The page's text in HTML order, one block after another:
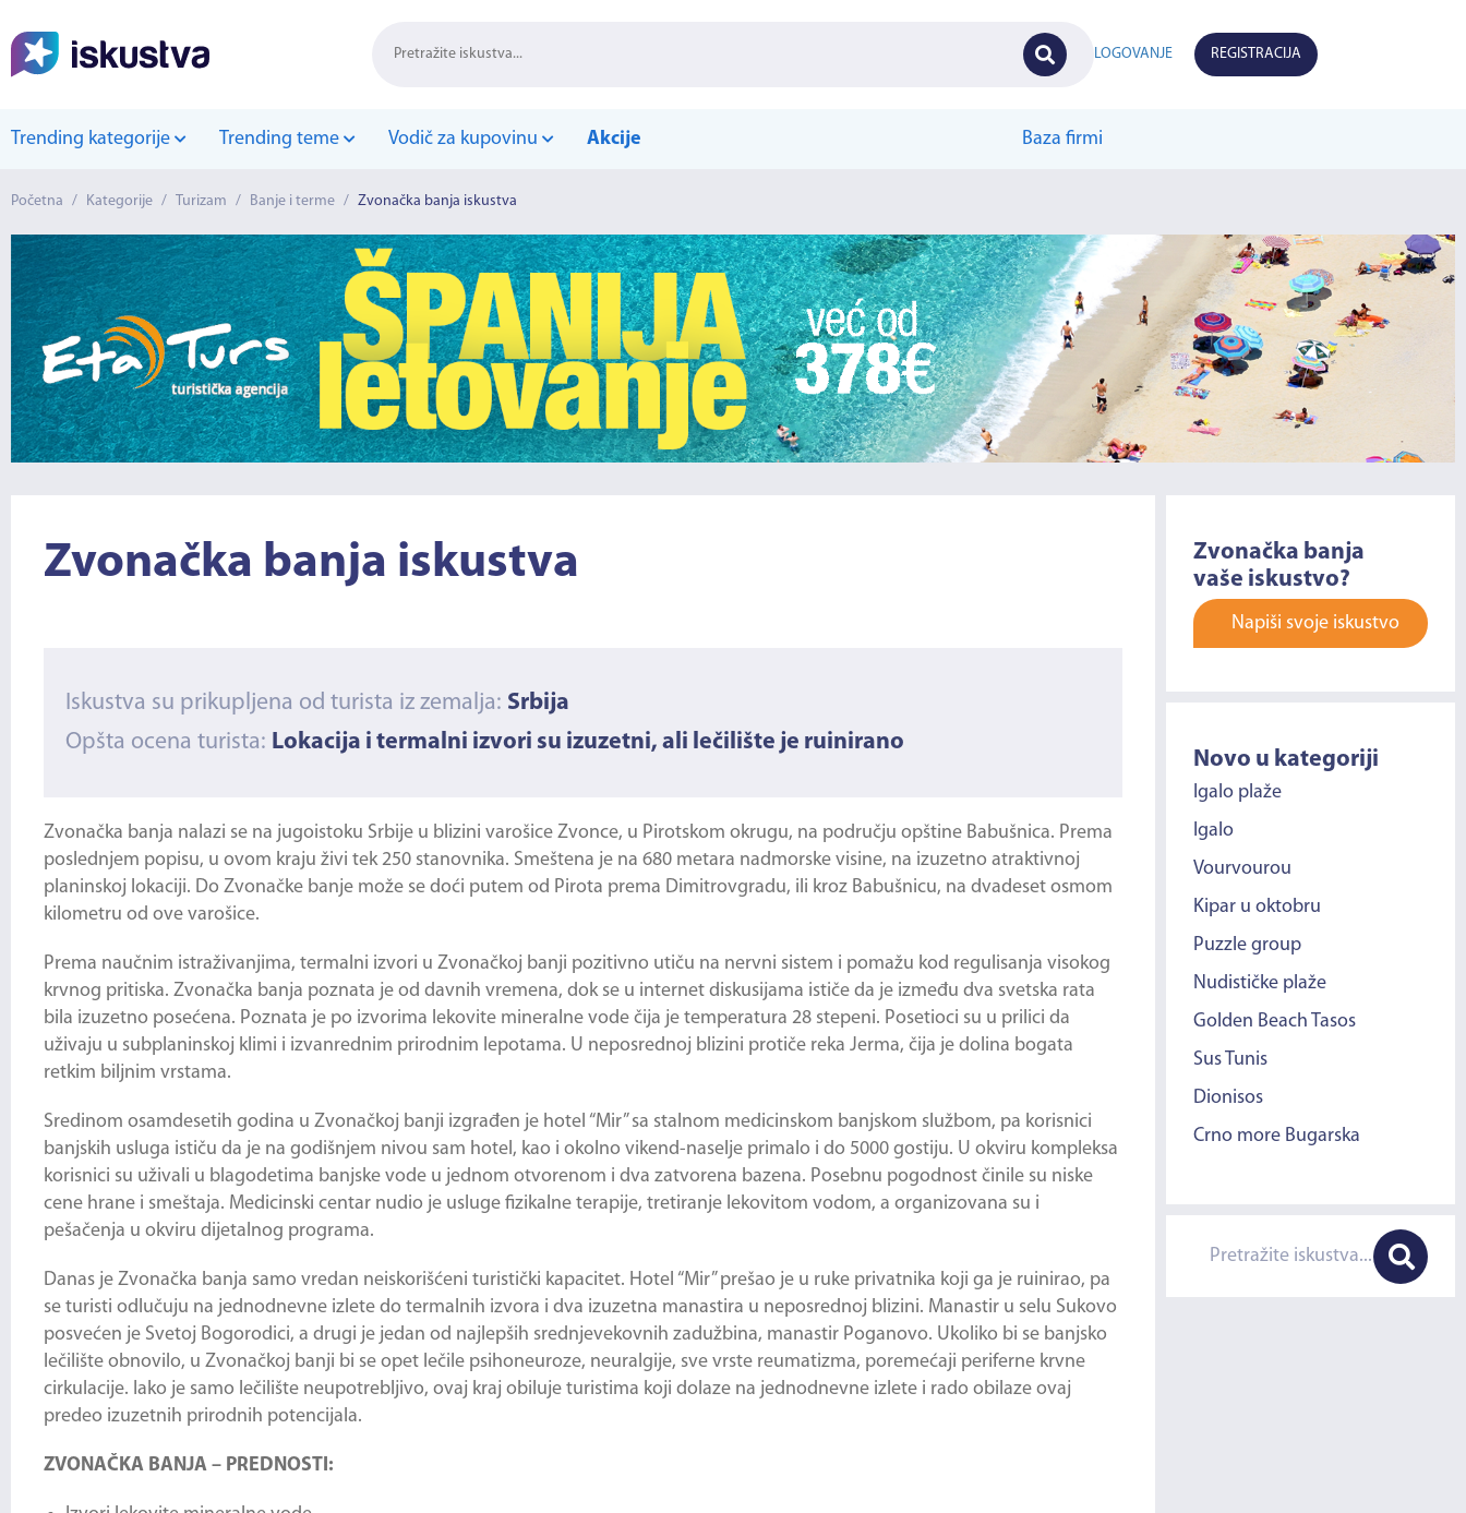
LOGOVANJE REGISTRACIJA
Trending kategorije Trending teme Vodič za kupovinu Akcije Baza firmi
Početna / Kategorije / Turizam / Banje i terme / Zvonačka banja iskustva
Zvonačka banja iskustva
Iskustva su prikupljena od turista iz zemalja: Srbija
Opšta ocena turista: Lokacija i termalni izvori su izuzetni, ali lečilište je ruinirano
Zvonačka banja nalazi se na jugoistoku Srbije u blizini varošice Zvonce, u Pirotskom okrugu, na području opštine Babušnica. Prema
poslednjem popisu, u ovom kraju živi tek 250 stanovnika. Smeštena je na 680 metara nadmorske visine, na izuzetno atraktivnoj
planinskoj lokaciji. Do Zvonačke banje može se doći putem od Pirota prema Dimitrovgradu, ili kroz Babušnicu, na dvadeset osmom
kilometru od ove varošice.
Prema naučnim istraživanjima, termalni izvori u Zvonačkoj banji pozitivno utiču na nervni sistem i pomažu kod regulisanja visokog
krvnog pritiska. Zvonačka banja poznata je od davnih vremena, dok se u internet diskusijama ističe da je između dva svetska rata
bila izuzetno posećena. Poznata je po izvorima lekovite mineralne vode čija je temperatura 28 stepeni. Posetioci su u prilici da
uživaju u subplaninskoj klimi i izvanrednim prirodnim lepotama. U neposrednoj blizini protiče reka Jerma, čija je dolina bogata
retkim biljnim vrstama.
Sredinom osamdesetih godina u Zvonačkoj banji izgrađen je hotel “Mir” sa stalnom medicinskom banjskom službom, pa korisnici
banjskih usluga ističu da je na godišnjem nivou sam hotel, kao i okolno vikend-naselje primalo i do 5000 gostiju. U okviru kompleksa
korisnici su uživali u blagodetima banjske vode u jednom otvorenom i dva zatvorena bazena. Posebnu pogodnost činile su niske
cene hrane i smeštaja. Medicinski centar nudio je usluge fizikalne terapije, tretiranje lekovitom vodom, a organizovana su i
pešačenja u okviru dijetalnog programa.
Danas je Zvonačka banja samo vredan neiskorišćeni turistički kapacitet. Hotel “Mir” prešao je u ruke privatnika koji ga je ruinirao, pa
se turisti odlučuju na jednodnevne izlete do termalnih izvora i dva izuzetna manastira u neposrednoj blizini. Manastir u selu Sukovo
posvećen je Svetoj Bogorodici, a drugi je jedan od najlepših srednjevekovnih zadužbina, manastir Poganovo. Ukoliko bi se banjsko
lečilište obnovilo, u Zvonačkoj banji bi se opet lečile psihoneuroze, neuralgije, sve vrste reumatizma, poremećaji periferne krvne
cirkulacije. Iako je samo lečilište neupotrebljivo, ovaj kraj obiluje turistima koji dolaze na jednodnevne izlete i rado obilaze ovaj
predeo izuzetnih prirodnih potencijala.
ZVONAČKA BANJA – PREDNOSTI:
Zvonačka banja
vaše iskustvo?
Napiši svoje iskustvo
Novo u kategoriji
Igalo plaže
Igalo
Vourvourou
Kipar u oktobru
Puzzle group
Nudističke plaže
Golden Beach Tasos
Sus Tunis
Dionisos
Crno more Bugarska